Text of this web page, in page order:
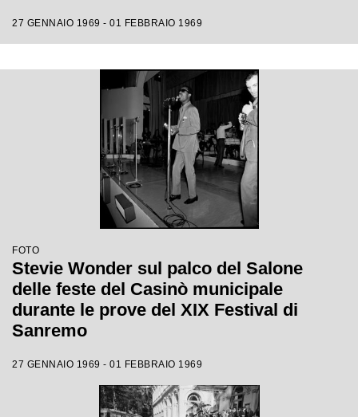
27 GENNAIO 1969 - 01 FEBBRAIO 1969
FOTO
Stevie Wonder sul palco del Salone
delle feste del Casinò municipale
durante le prove del XIX Festival di
Sanremo
27 GENNAIO 1969 - 01 FEBBRAIO 1969